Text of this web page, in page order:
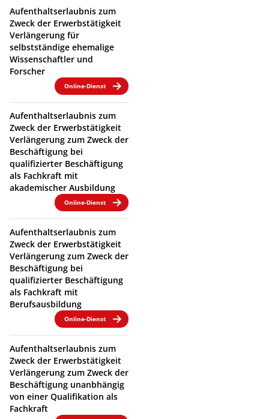
Aufenthaltserlaubnis zum
Zweck der Erwerbstätigkeit
Verlängerung für
selbstständige ehemalige
Wissenschaftler und
Forscher
Online-Dienst
Aufenthaltserlaubnis zum
Zweck der Erwerbstätigkeit
Verlängerung zum Zweck der
Beschäftigung bei
qualifizierter Beschäftigung
als Fachkraft mit
akademischer Ausbildung
Online-Dienst
Aufenthaltserlaubnis zum
Zweck der Erwerbstätigkeit
Verlängerung zum Zweck der
Beschäftigung bei
qualifizierter Beschäftigung
als Fachkraft mit
Berufsausbildung
Online-Dienst
Aufenthaltserlaubnis zum
Zweck der Erwerbstätigkeit
Verlängerung zum Zweck der
Beschäftigung unanbhängig
von einer Qualifikation als
Fachkraft